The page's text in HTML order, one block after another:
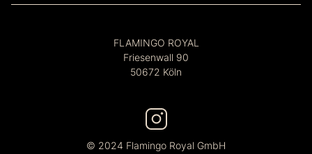
FLAMINGO ROYAL
Friesenwall 90
50672 Köln
© 2024 Flamingo Royal GmbH